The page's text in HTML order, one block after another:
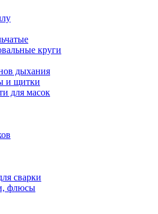
круги
дыхания
и щитки
для масок
сварки
флюсы